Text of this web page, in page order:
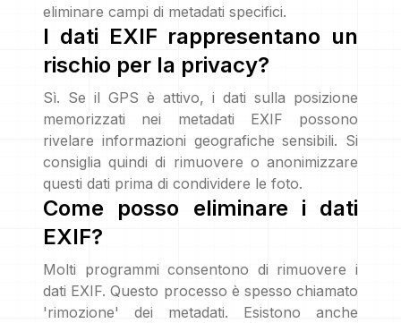
eliminare campi di metadati specifici.
I dati EXIF rappresentano un
rischio per la privacy?
Sì. Se il GPS è attivo, i dati sulla posizione
memorizzati nei metadati EXIF possono
rivelare informazioni geografiche sensibili. Si
consiglia quindi di rimuovere o anonimizzare
questi dati prima di condividere le foto.
Come posso eliminare i dati
EXIF?
Molti programmi consentono di rimuovere i
dati EXIF. Questo processo è spesso chiamato
'rimozione' dei metadati. Esistono anche